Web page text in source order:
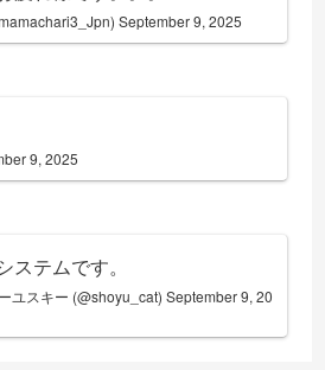
September 9, 2025
9, 2025
ステムです。
ユスキー (@shoyu_cat)September 9, 20